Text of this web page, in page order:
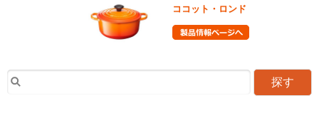
ココット・ロンド
探す